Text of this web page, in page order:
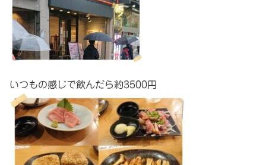
いつもの感じで飲んだら約3500円